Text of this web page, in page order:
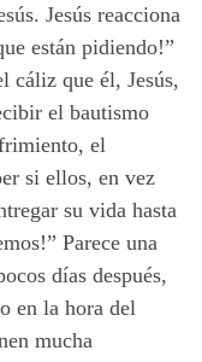
Jesús reacciona
están pidiendo!”
cáliz que él, Jesús,
el bautismo
el
si ellos, en vez
su vida hasta
Parece una
días después,
en la hora del
mucha